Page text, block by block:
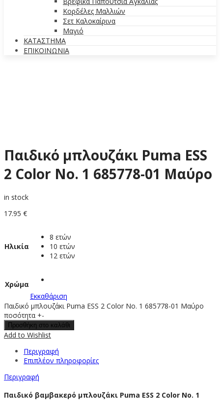
Κορδέλες Μαλλιών
Σετ Καλοκαίρινα
Μαγιό
ΚΑΤΑΣΤΗΜΑ
ΕΠΙΚΟΙΝΩΝΙΑ
Παιδικό μπλουζάκι Puma ESS
2 Color No. 1 685778-01 Μαύρο
in stock
17.95 €
Ηλικία
8 ετών
10 ετών
12 ετών
Χρώμα
Εκκαθάριση
Παιδικό μπλουζάκι Puma ESS 2 Color No. 1 685778-01 Μαύρο
ποσότητα +-
Προσθήκη στο καλάθι
Add to Wishlist
Περιγραφή
Επιπλέον πληροφορίες
Περιγραφή
Παιδικό βαμβακερό μπλουζάκι Puma ESS 2 Color No. 1